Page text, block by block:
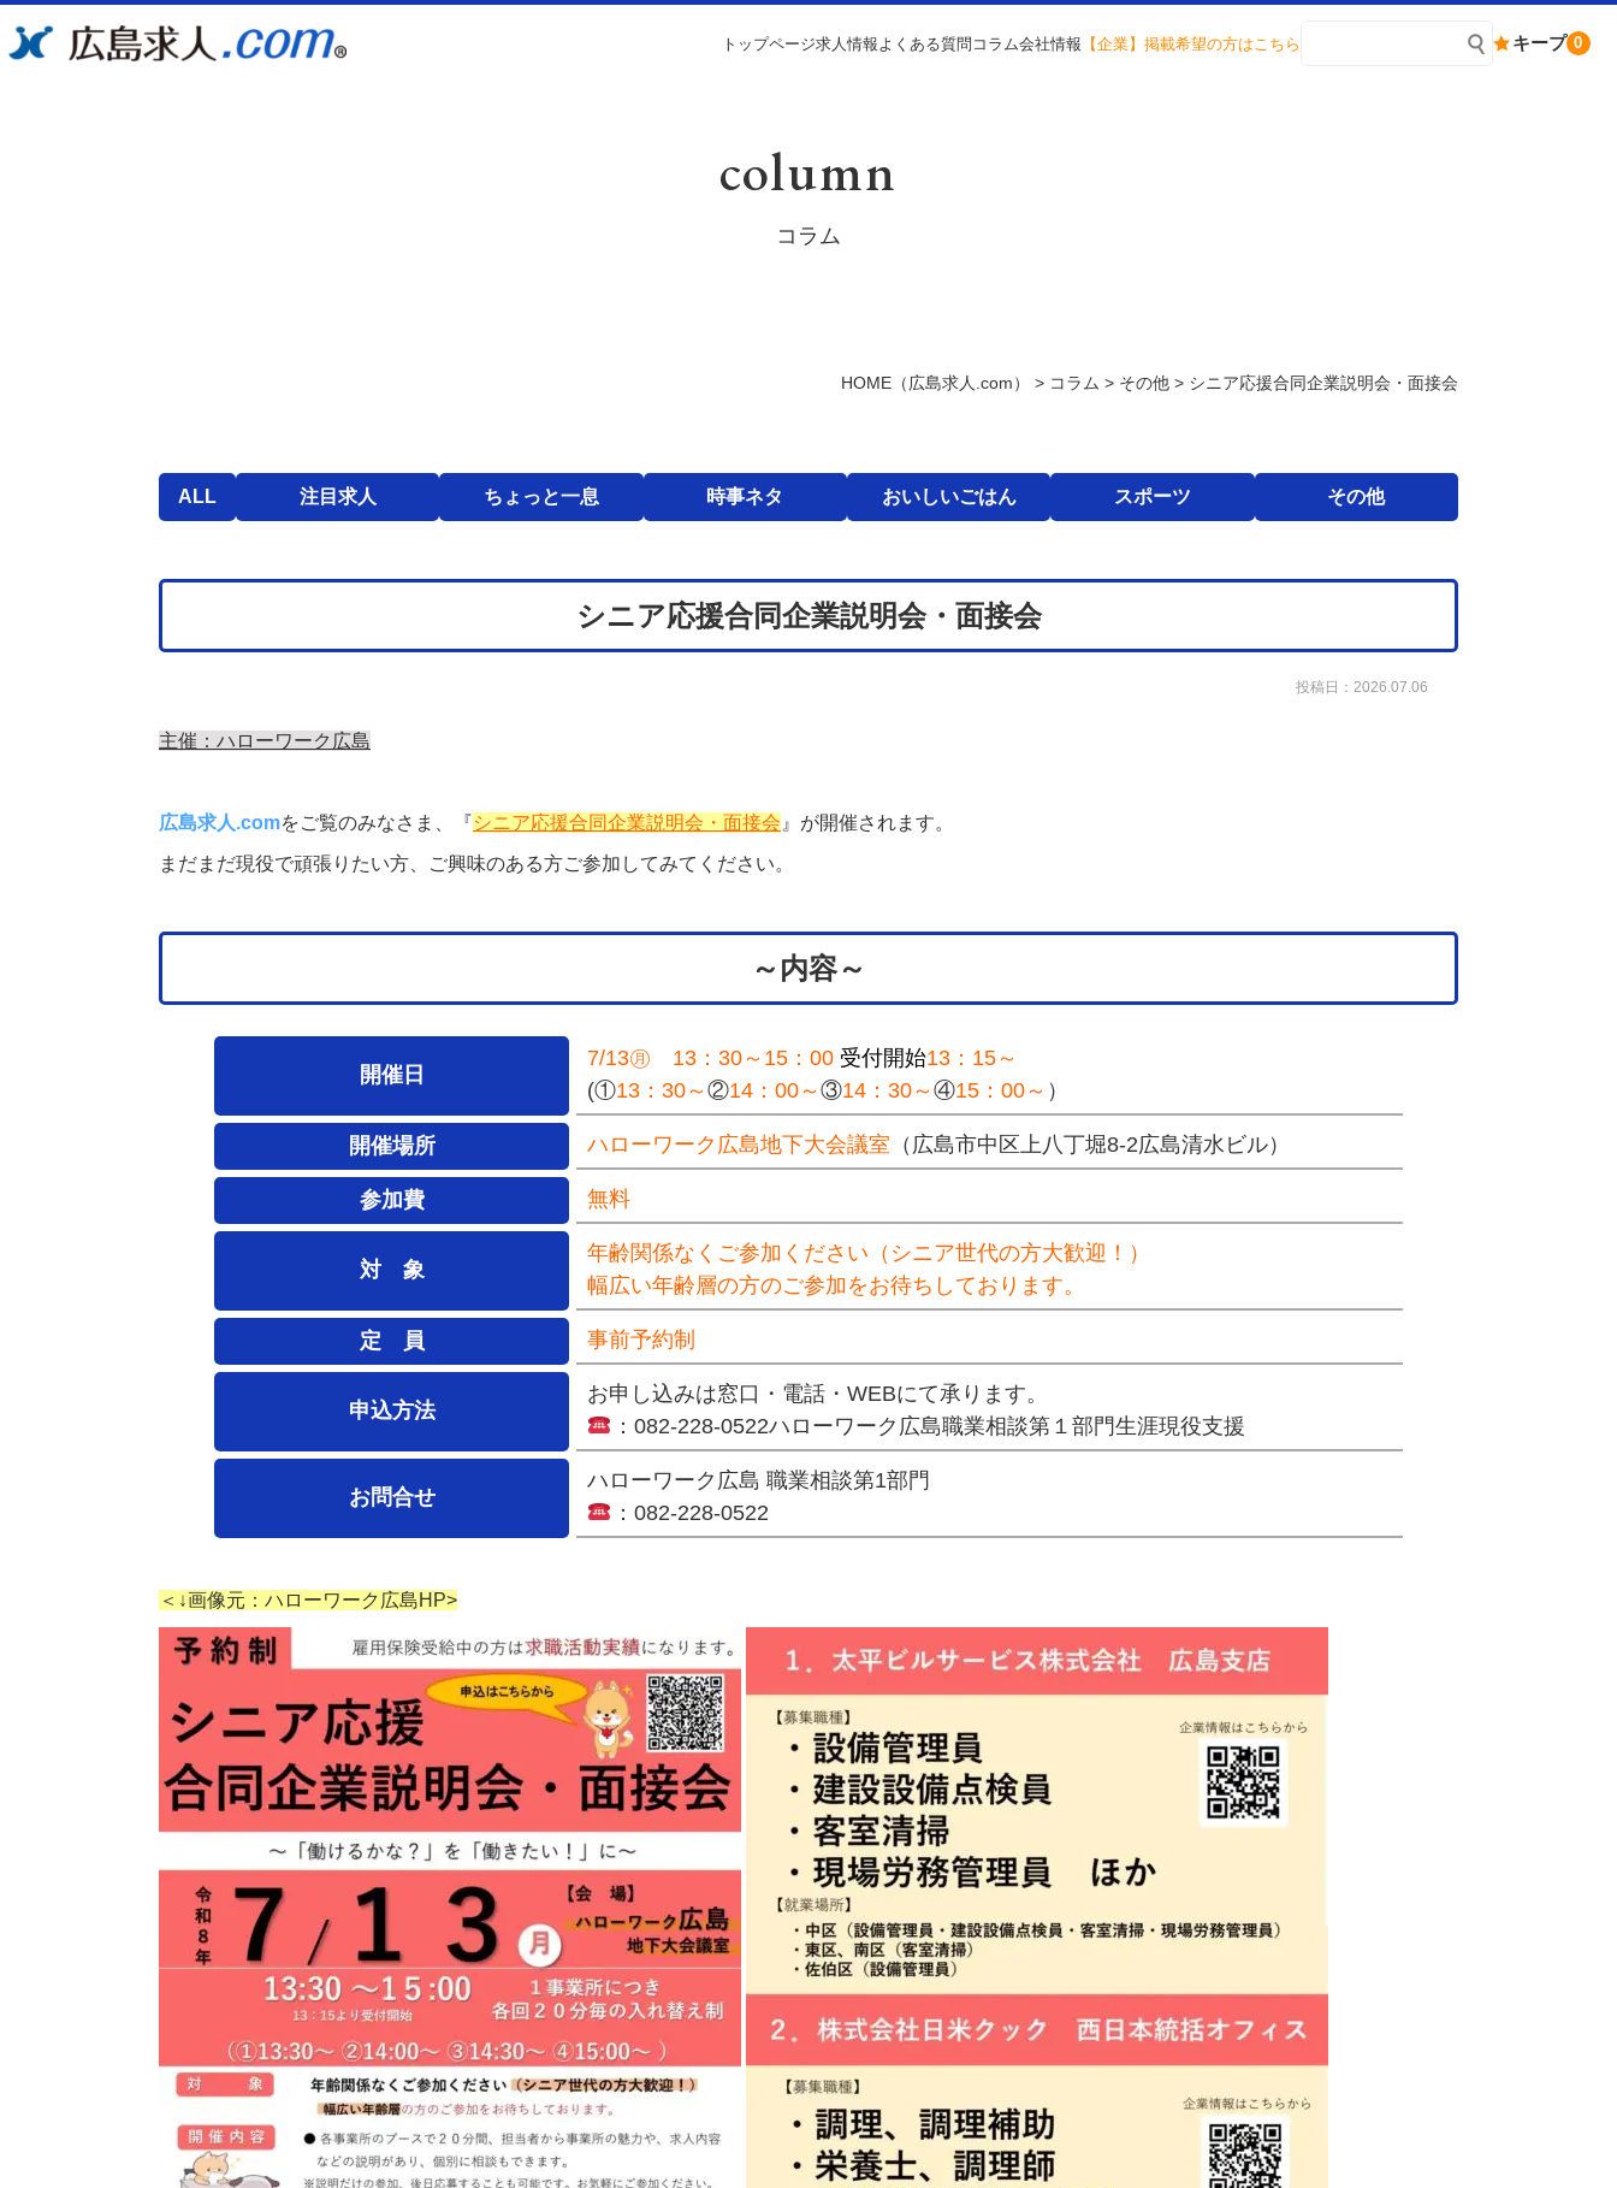
トップページ求人情報よくある質問 コラム会社情報 【企業】掲載希望の方はこちら キープ 0
column
コラム
HOME （広島求人.com） > コラム > その他 > シニア応援合同企業説明会・面接会
ALL 注目求人 ちょっと一息 時事ネタ おいしいごはん スポーツ その他
シニア応援合同企業説明会・面接会
投稿日：2026.07.06
主催：ハローワーク広島
広島求人.comをご覧のみなさま、『シニア応援合同企業説明会・面接会 』が開催されます。
まだまだ現役で頑張りたい方、ご興味のある方ご参加してみてください。
～内容～
開催日
7/13㊊ 13：30～15：00 受付開始13：15～
(①13：30～ ②14：00～ ③14：30～ ④15：00～ ）
開催場所 ハローワーク広島地下大会議室 （広島市中区上八丁堀8-2広島清水ビル）
参加費 無料
対 象
年齢関係なくご参加ください（シニア世代の方大歓迎！）
幅広い年齢層の方のご参加をお待ちしております。
定 員 事前予約制
申込方法
お申し込みは窓口・電話・WEBにて承ります。
： 082-228-0522ハローワーク広島職業相談第１部門生涯現役支援
お問合せ
ハローワーク広島 職業相談第1部門
： 082-228-0522
＜↓画像元：ハローワーク広島HP>